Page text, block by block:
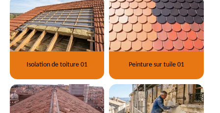
Isolation de toiture 01 Peinture sur tuile 01